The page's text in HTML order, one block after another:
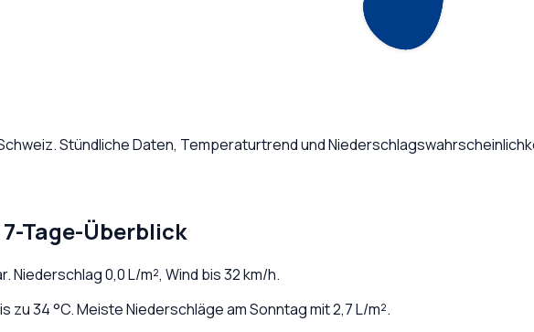
. Stündliche Daten, Temperaturtrend und
Tage-Überblick
. Niederschlag0,0L/m², Wind bis32km/h.
34 °C. Meiste Niederschläge am Sonntag mit 2,7 L/m².